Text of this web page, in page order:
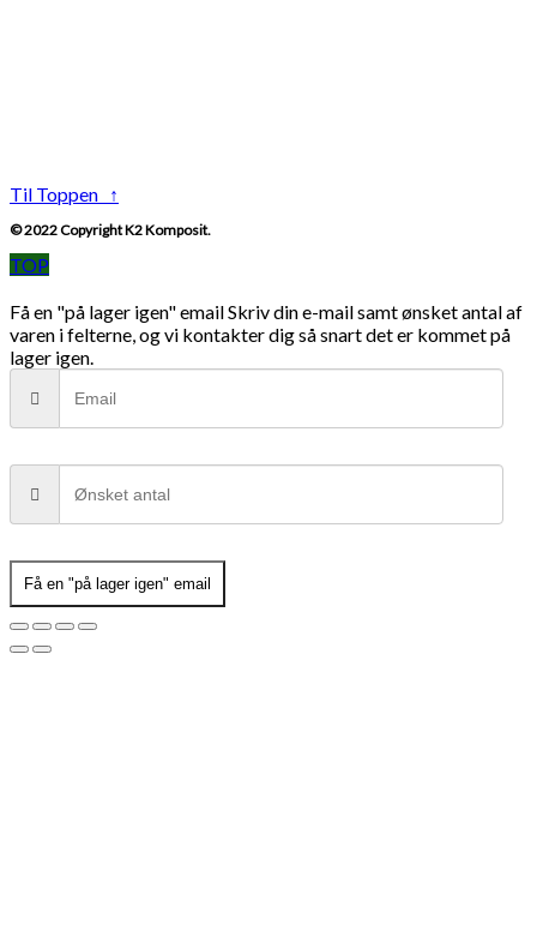
Til Toppen ↑
© 2022 Copyright K2 Komposit.
TOP
Få en "på lager igen" emailSkriv din e-mail samt ønsket antal af
varen i felterne, og vi kontakter dig så snart det er kommet på
lager igen.
Få en "på lager igen" email